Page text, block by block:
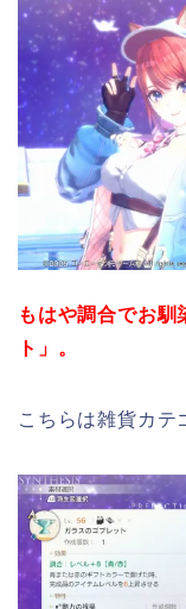
もはや調合でお馴
ト」。
こちらは雑貨カテ